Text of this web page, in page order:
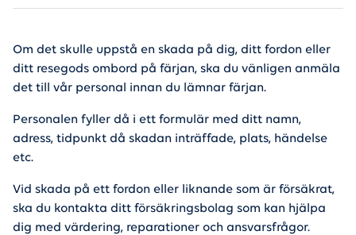
Om det skulle uppstå en skada på dig, ditt fordon eller
ditt resegods ombord på färjan, ska du vänligen anmäla
det till vår personal innan du lämnar färjan.
Personalen fyller då i ett formulär med ditt namn,
adress, tidpunkt då skadan inträffade, plats, händelse
etc.
Vid skada på ett fordon eller liknande som är försäkrat,
ska du kontakta ditt försäkringsbolag som kan hjälpa
dig med värdering, reparationer och ansvarsfrågor.